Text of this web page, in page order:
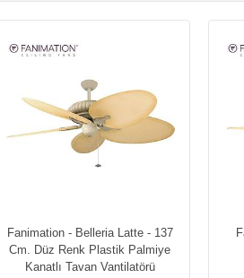
Fanimation - Belleria Latte - 137
Cm. Düz Renk Plastik Palmiye
Kanatlı Tavan Vantilatörü